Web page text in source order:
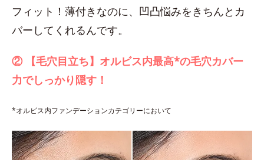
フィット！薄付きなのに、凹凸悩みをきちんとカ
バーしてくれるんです。
② 【毛穴目立ち】オルビス内最高*の毛穴カバー
力でしっかり隠す！
*オルビス内ファンデーションカテゴリーにおいて